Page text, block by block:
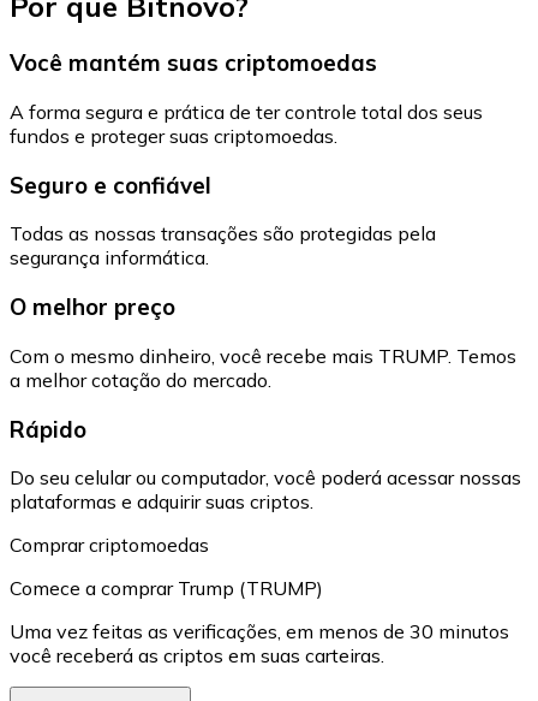
Você mantém suas criptomoedas
A forma segura e prática de ter controle total dos seus
fundos e proteger suas criptomoedas.
Seguro e confiável
Todas as nossas transações são protegidas pela
segurança informática.
O melhor preço
Com o mesmo dinheiro, você recebe mais TRUMP. Temos
a melhor cotação do mercado.
Rápido
Do seu celular ou computador, você poderá acessar nossas
plataformas e adquirir suas criptos.
Comprar criptomoedas
Comece a comprar Trump (TRUMP)
Uma vez feitas as verificações, em menos de 30 minutos
você receberá as criptos em suas carteiras.